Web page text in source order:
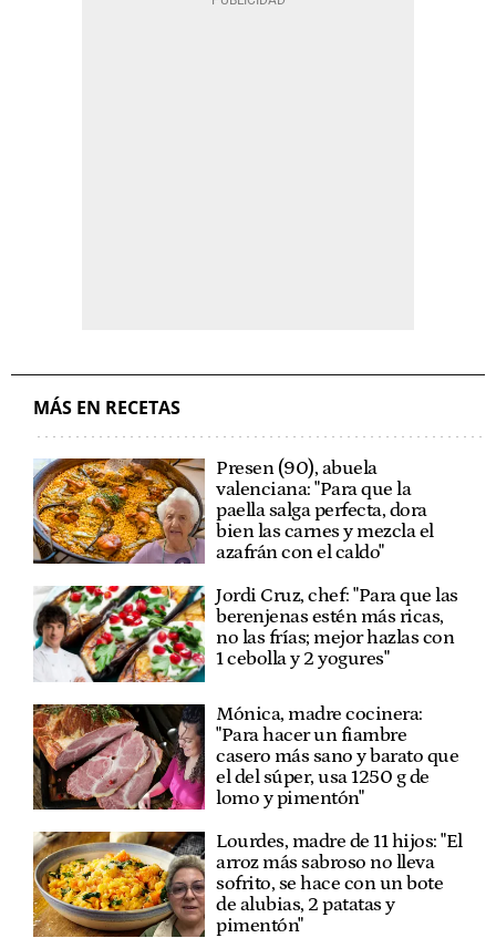
MÁS EN RECETAS
Presen (90), abuela
valenciana: "Para que la
paella salga perfecta, dora
bien las carnes y mezcla el
azafrán con el caldo"
Jordi Cruz, chef: "Para que las
berenjenas estén más ricas,
no las frías; mejor hazlas con
1 cebolla y 2 yogures"
Mónica, madre cocinera:
"Para hacer un fiambre
casero más sano y barato que
el del súper, usa 1250 g de
lomo y pimentón"
Lourdes, madre de 11 hijos: "El
arroz más sabroso no lleva
sofrito, se hace con un bote
de alubias, 2 patatas y
pimentón"